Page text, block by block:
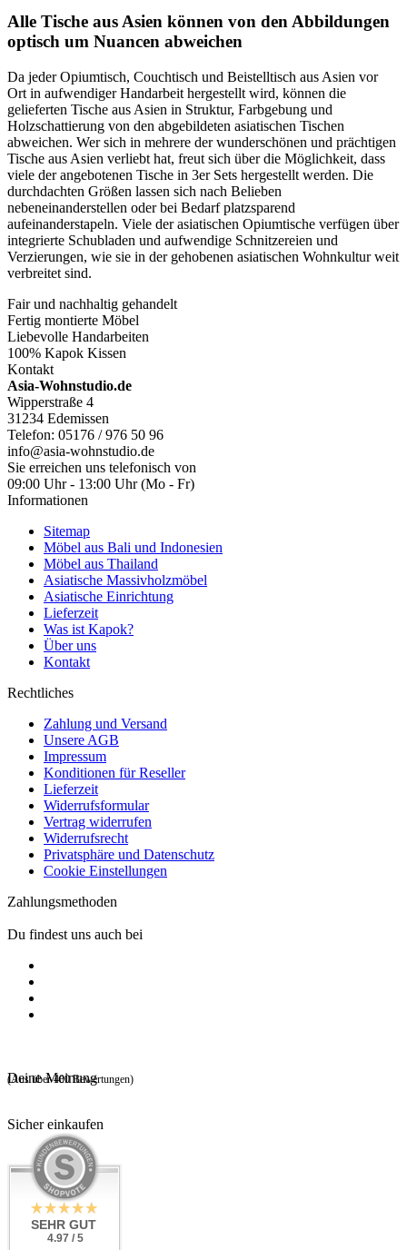
Alle Tische aus Asien können von den Abbildungen
optisch um Nuancen abweichen
Da jeder Opiumtisch, Couchtisch und Beistelltisch aus Asien vor
Ort in aufwendiger Handarbeit hergestellt wird, können die
gelieferten Tische aus Asien in Struktur, Farbgebung und
Holzschattierung von den abgebildeten asiatischen Tischen
abweichen. Wer sich in mehrere der wunderschönen und prächtigen
Tische aus Asien verliebt hat, freut sich über die Möglichkeit, dass
viele der angebotenen Tische in 3er Sets hergestellt werden. Die
durchdachten Größen lassen sich nach Belieben
nebeneinanderstellen oder bei Bedarf platzsparend
aufeinanderstapeln. Viele der asiatischen Opiumtische verfügen über
integrierte Schubladen und aufwendige Schnitzereien und
Verzierungen, wie sie in der gehobenen asiatischen Wohnkultur weit
verbreitet sind.
Fair und nachhaltig gehandelt
Fertig montierte Möbel
Liebevolle Handarbeiten
100% Kapok Kissen
Kontakt
Asia-Wohnstudio.de
Wipperstraße 4
31234 Edemissen
Telefon: 05176 / 976 50 96
info@asia-wohnstudio.de
Sie erreichen uns telefonisch von
09:00 Uhr - 13:00 Uhr (Mo - Fr)
Informationen
Sitemap
Möbel aus Bali und Indonesien
Möbel aus Thailand
Asiatische Massivholzmöbel
Asiatische Einrichtung
Lieferzeit
Was ist Kapok?
Über uns
Kontakt
Rechtliches
Zahlung und Versand
Unsere AGB
Impressum
Konditionen für Reseller
Lieferzeit
Widerrufsformular
Vertrag widerrufen
Widerrufsrecht
Privatsphäre und Datenschutz
Cookie Einstellungen
Zahlungsmethoden
Du findest uns auch bei
Deine Meinung
(Aus über 400 Bewertungen)
Sicher einkaufen
SEHR GUT
4.97 / 5